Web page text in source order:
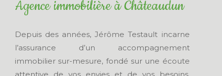
Agence immobilière à Châteaudun
Depuis des années, Jérôme Testault incarne
l’assurance d’un accompagnement
immobilier sur-mesure, fondé sur une écoute
Surface
Surface